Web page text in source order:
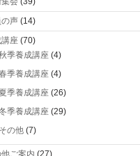
声 (14)
座 (70)
季養成講座 (4)
季養成講座 (4)
夏季養成講座 (26)
季養成講座 (29)
その他 (7)
ご案内 (27)